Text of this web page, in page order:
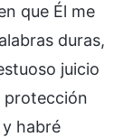
que Él me
duras,
juicio
protección
habré